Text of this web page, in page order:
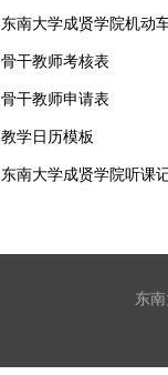
东南大学成贤学院机动
骨干教师考核表
骨干教师申请表
教学日历模板
东南大学成贤学院听课
东